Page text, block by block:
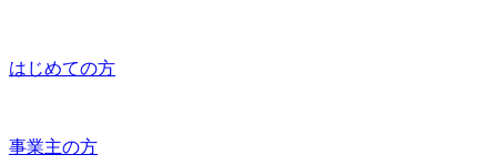
はじめての方
事業主の方